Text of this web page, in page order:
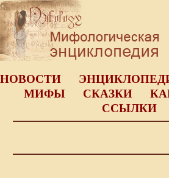
НОВОСТИ
МИФЫ
СКАЗКИ
ССЫЛКИ